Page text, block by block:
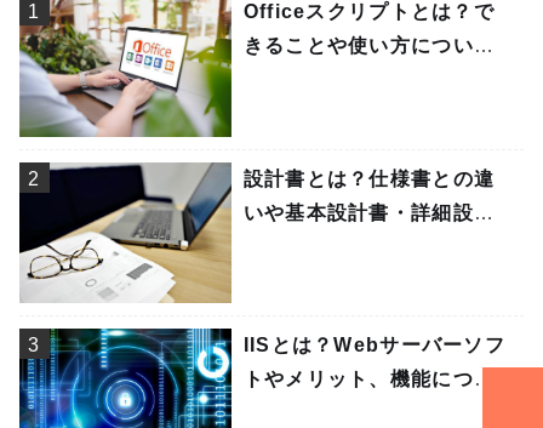
1
Officeスクリプトとは？で
きることや使い方について
2
設計書とは？仕様書との違
いや基本設計書・詳細設計
3
IISとは？Webサーバーソフ
トやメリット、機能につい